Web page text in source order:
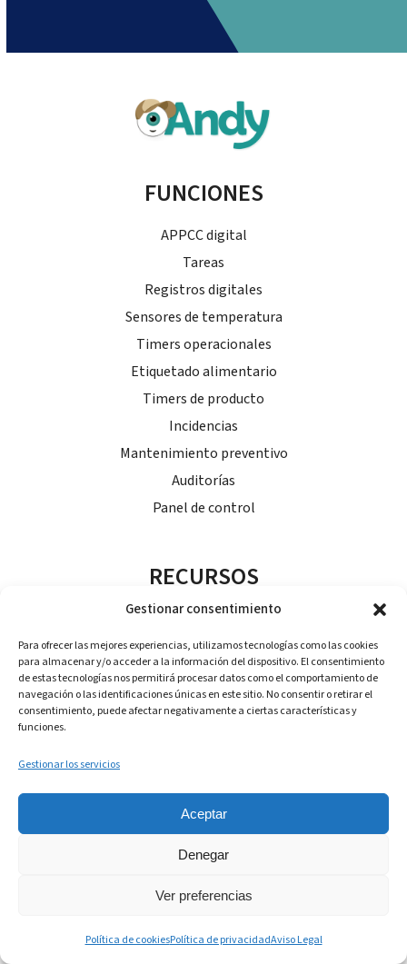
Gestionar consentimiento
Para ofrecer las mejores experiencias, utilizamos tecnologías como las cookies
para almacenar y/o acceder a la información del dispositivo. El consentimiento
de estas tecnologías nos permitirá procesar datos como el comportamiento de
navegación o las identificaciones únicas en este sitio. No consentir o retirar el
consentimiento, puede afectar negativamente a ciertas características y
funciones.
Gestionar los servicios
Aceptar
Denegar
Ver preferencias
Política de cookiesPolítica de privacidadAviso Legal
FUNCIONES
APPCC digital
Tareas
Registros digitales
Sensores de temperatura
Timers operacionales
Etiquetado alimentario
Timers de producto
Incidencias
Mantenimiento preventivo
Auditorías
Panel de control
RECURSOS
AndyTalks
Sobre Andy
Blog
Tienda
LEGAL
Aviso legal
Condiciones de contratación
Condiciones de uso
Política de cookies